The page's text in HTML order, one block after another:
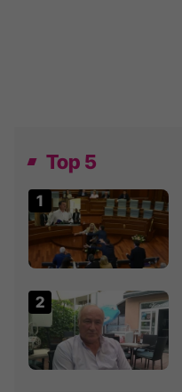
Top 5